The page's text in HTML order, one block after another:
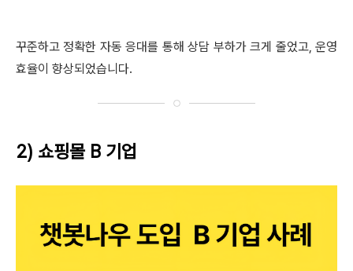
꾸준하고 정확한 자동 응대를 통해 상담 부하가 크게 줄었고, 운영
효율이 향상되었습니다.
2) 쇼핑몰 B 기업